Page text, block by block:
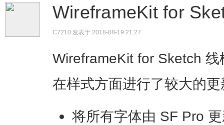
WireframeKit for
C7210 发表于 2018-08-19 21:27
WireframeKit for Sketch
在样式方面进行了较大的更
将所有字体由 SF Pro